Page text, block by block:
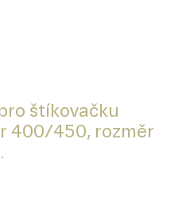
štíkovačku
400/450, rozměr